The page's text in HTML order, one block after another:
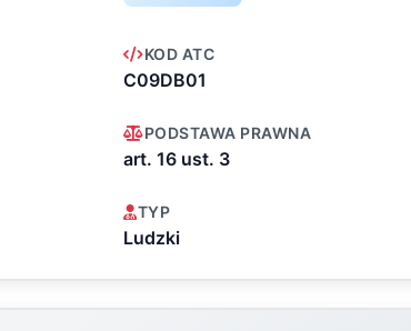
KOD ATC
C09DB01
PODSTAWA PRAWNA
art. 16 ust. 3
TYP
Ludzki